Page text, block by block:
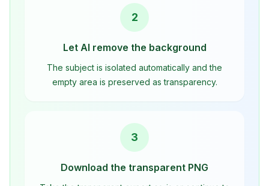
2
Let AI remove the background
The subject is isolated automatically and the
empty area is preserved as transparency.
3
Download the transparent PNG